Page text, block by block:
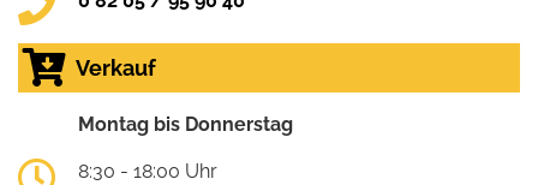
Verkauf
Montag bis Donnerstag
8:30 - 18:00 Uhr